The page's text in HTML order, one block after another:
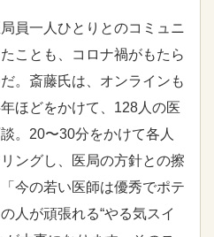
員一人ひとりとのコミュニ
ことも、コロナ禍がもたら
。斎藤氏は、オンラインも
ほどをかけて、128人の医
。20〜30分をかけて各人
ングし、医局の方針との擦
今の若い医師は優秀でポテ
人が頑張れる“やる気スイ